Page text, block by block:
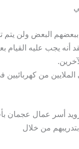
البعض ولن يتم
أنه يجب عليه القيام
الملايين من
أسر عمال عجمان
من خلال